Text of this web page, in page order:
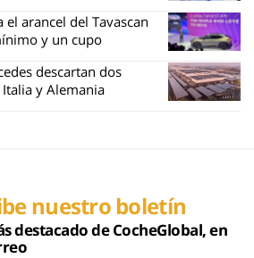
el arancel del Tavascan
y un cupo
descartan dos
y Alemania
nuestro boletín
destacado de CocheGlobal, en